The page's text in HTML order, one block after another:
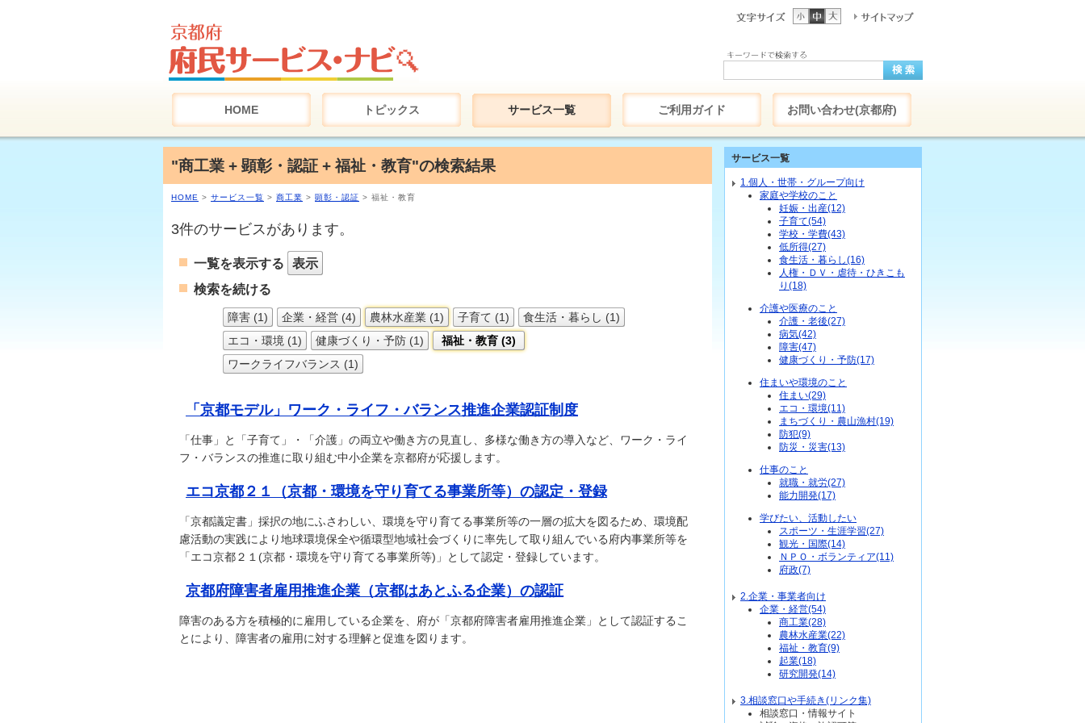
HOME トピックス サービス一覧 ご利用ガイド お問い合わせ(京都府)
"商工業 + 顕彰・認証 + 福祉・教育"の検索結果
HOME > サービス一覧 > 商工業 > 顕彰・認証 > 福祉・教育
3件のサービスがあります。
一覧を表示する
表示
検索を続ける
障害 (1) 企業・経営 (4) 農林水産業 (1) 子育て (1)
食生活・暮らし (1)
エコ・環境 (1)
健康づくり・予防 (1)
福祉・教育 (3)
ワークライフバランス (1)
「京都モデル」ワーク・ライフ・バランス推進企業認証制度
「仕事」と「子育て」・「介護」の両立や働き方の見直し、多様な働き方の導入など、ワーク・ライ
フ・バランスの推進に取り組む中小企業を京都府が応援します。
エコ京都２１（京都・環境を守り育てる事業所等）の認定・登録
「京都議定書」採択の地にふさわしい、環境を守り育てる事業所等の一層の拡大を図るため、環境配
慮活動の実践により地球環境保全や循環型地域社会づくりに率先して取り組んでいる府内事業所等を
「エコ京都２１(京都・環境を守り育てる事業所等)」として認定・登録しています。
京都府障害者雇用推進企業（京都はあとふる企業）の認証
障害のある方を積極的に雇用している企業を、府が「京都府障害者雇用推進企業」として認証するこ
とにより、障害者の雇用に対する理解と促進を図ります。
サービス一覧
1.個人・世帯・グループ向け
家庭や学校のこと
妊娠・出産(12)
子育て(54)
学校・学費(43)
低所得(27)
食生活・暮らし(16)
人権・ＤＶ・虐待・ひきこも
り(18)
介護や医療のこと
介護・老後(27)
病気(42)
障害(47)
健康づくり・予防(17)
住まいや環境のこと
住まい(29)
エコ・環境(11)
まちづくり・農山漁村(19)
防犯(9)
防災・災害(13)
仕事のこと
就職・就労(27)
能力開発(17)
学びたい、活動したい
スポーツ・生涯学習(27)
観光・国際(14)
ＮＰＯ・ボランティア(11)
府政(7)
2.企業・事業者向け
企業・経営(54)
商工業(28)
農林水産業(22)
福祉・教育(9)
起業(18)
研究開発(14)
3.相談窓口や手続き(リンク集)
相談窓口・情報サイト